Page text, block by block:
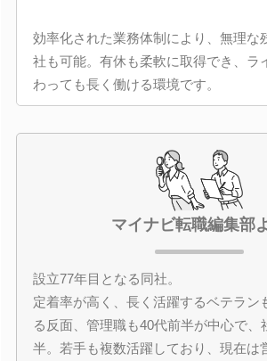
効率化された業務体制により、無理な
社も可能。有休も柔軟に取得でき、ラ
わっても長く働ける環境です。
マイナビ転職編集部
設立77年目となる同社。
定着率が高く、長く活躍するベテラン
る反面、管理職も40代前半が中心で、
半。若手も複数活躍しており、現在は